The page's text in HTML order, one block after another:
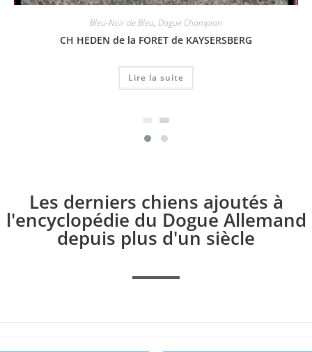
Bleu-Noir de Bleu, Dogue Champion
CH HEDEN de la FORET de KAYSERSBERG
Lire la suite
Les derniers chiens ajoutés à
l'encyclopédie du Dogue Allemand
depuis plus d'un siècle